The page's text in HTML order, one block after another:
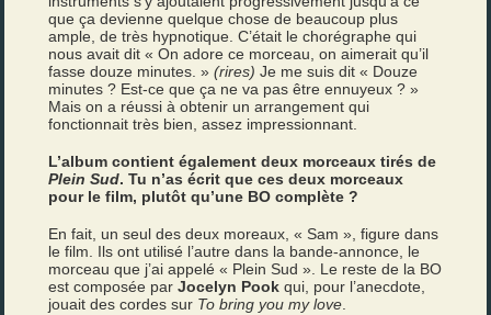
que ça devienne quelque chose de beaucoup plus
ample, de très hypnotique. C’était le chorégraphe qui
nous avait dit « On adore ce morceau, on aimerait qu’il
fasse douze minutes. »(rires) Je me suis dit « Douze
minutes ? Est-ce que ça ne va pas être ennuyeux ? »
Mais on a réussi à obtenir un arrangement qui
fonctionnait très bien, assez impressionnant.
L’album contient également deux morceaux tirés de
Plein Sud. Tu n’as écrit que ces deux morceaux
pour le film, plutôt qu’une BO complète ?
En fait, un seul des deux moreaux, « Sam », figure dans
le film. Ils ont utilisé l’autre dans la bande-annonce, le
morceau que j’ai appelé « Plein Sud ». Le reste de la BO
est composée parJocelyn Pook qui, pour l’anecdote,
jouait des cordes sur To bring you my love.